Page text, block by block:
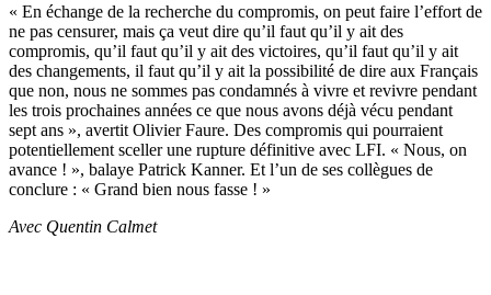
« En échange de la recherche du compromis, on peut faire l’effort de
ne pas censurer, mais ça veut dire qu’il faut qu’il y ait des
compromis, qu’il faut qu’il y ait des victoires, qu’il faut qu’il y ait
des changements, il faut qu’il y ait la possibilité de dire aux Français
que non, nous ne sommes pas condamnés à vivre et revivre pendant
les trois prochaines années ce que nous avons déjà vécu pendant
sept ans », avertit Olivier Faure. Des compromis qui pourraient
potentiellement sceller une rupture définitive avec LFI. « Nous, on
avance ! », balaye Patrick Kanner. Et l’un de ses collègues de
conclure : « Grand bien nous fasse ! »
Avec Quentin Calmet